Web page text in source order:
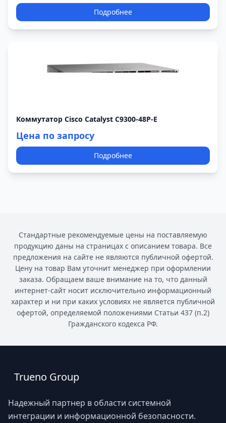
Подробнее
Коммутатор Cisco Catalyst C9300-48P-E
Цена по запросу
Подробнее
Стандартные рекомендуемые цены на поставляемую
продукцию даны на страницах с описанием товара. Все
предложения на сайте не являются публичной офертой.
Цену на товар Вам уточнит менеджер при оформлении
заказа. Обращаем ваше внимание на то, что данный
интернет-сайт носит исключительно информационный
характер и ни при каких условиях не является публичной
офертой, определяемой положениями Статьи 437 (п.2)
Гражданского кодекса РФ.
Trueno Group
Надежный партнер в области системной
интеграции и информационной безопасности.